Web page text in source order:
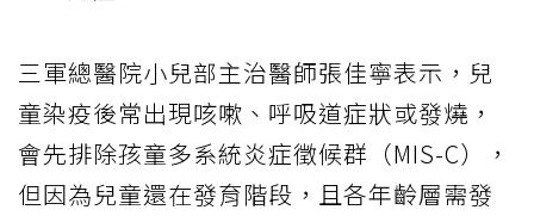
三軍總醫院小兒部主治醫師張佳寧表示，兒
童染疫後常出現咳嗽、呼吸道症狀或發燒，
會先排除孩童多系統炎症徵候群（MIS-C），
但因為兒童還在發育階段，且各年齡層需發